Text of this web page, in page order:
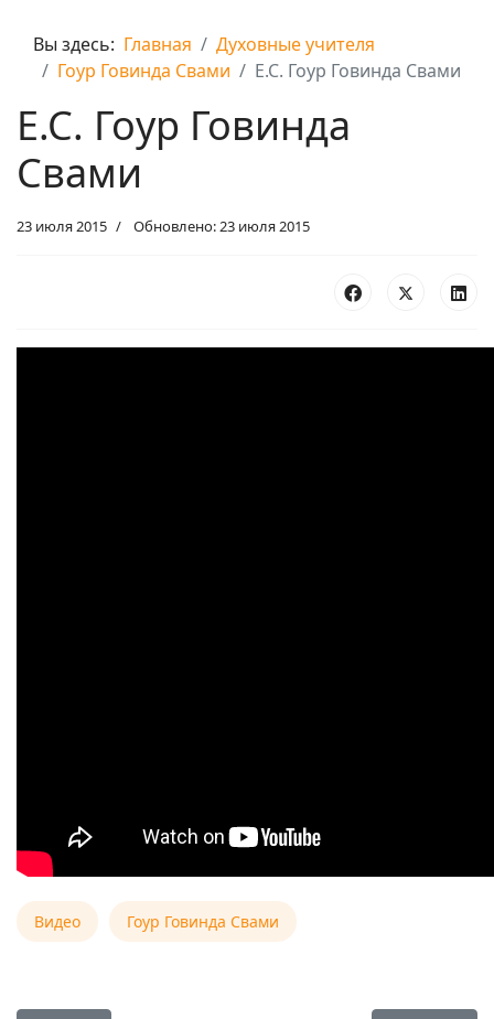
Вы здесь: Главная
Духовные учителя
Гоур Говинда Свами
Е.С. Гоур Говинда Свами
Е.С. Гоур Говинда
Свами
23 июля 2015 Обновлено: 23 июля 2015
Видео Гоур Говинда Свами